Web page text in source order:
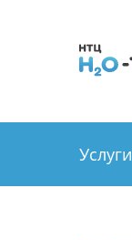
Услуги